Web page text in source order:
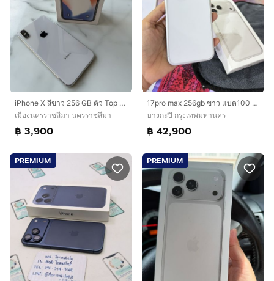
iPhone X สีขาว 256 GB ตัว Top เครื่องศูนย์ไทย โมเดล Th สภาพสวย สแกนใบหน้าปกติ
เมืองนครราชสีมา นครราชสีมา
฿ 3,900
17pro max 256gb ขาว แบต100 กพ70
บางกะปิ กรุงเทพมหานคร
฿ 42,900
PREMIUM PREMIUM